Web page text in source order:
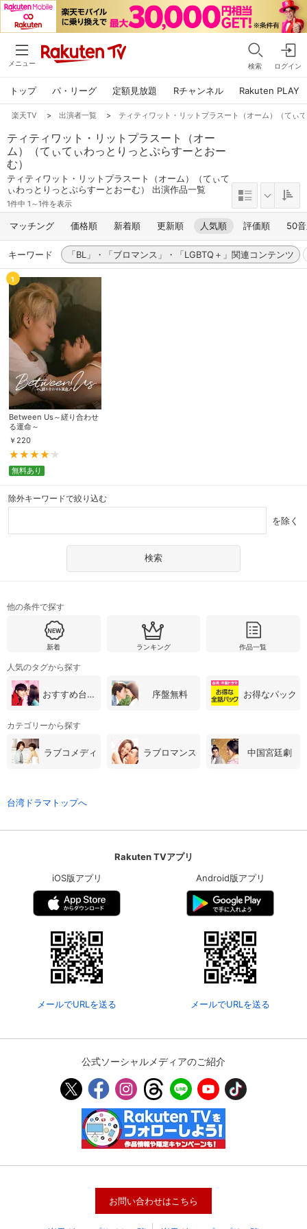
メニュー 検索 ログイン
トップ パ・リーグ 定額見放題 Rチャンネル Rakuten PLAY
会員情報
基本情報、本人連絡先、パスワード 、クレ
決済方法の変更が可能です。
楽天TV > 出演者一覧 > ティティワット・リットプラスート（オーム）（てぃ
ティティワット・リットプラスート（オー
ム）（てぃてぃわっとりっとぷらすーとおー
む）
ティティワット・リットプラスート（オーム）（てぃて
ぃわっとりっとぷらすーとおーむ） 出演作品一覧
1件中 1～1件を表示
マッチング 価格順 新着順 更新順 人気順 評価順 50
キーワード 「BL」・「ブロマンス」・「LGBTQ＋」関連コンテンツ
1
Between Us～縒り合わせ
る運命～
￥ 220
無料あり
除外キーワードで絞り込む
を除く
他の条件で探す
新着 ランキング 作品一覧
人気のタグから探す
おすすめ台湾・中国ドラマ 序盤無料 お得なパック
カテゴリーから探す
ラブコメディ ラブロマンス 中国宮廷劇
台湾ドラマトップへ
Rakuten TVアプリ
iOS版アプリ
メールでURLを送る
Android版アプリ
メールでURLを送る
公式ソーシャルメディアのご紹介
お問い合わせはこちら